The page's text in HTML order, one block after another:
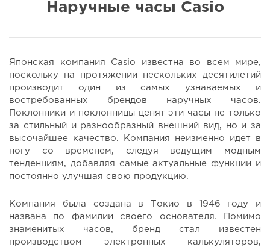
Наручные часы Casio
Японская компания Casio известна во всем мире,
поскольку на протяжении нескольких десятилетий
производит один из самых узнаваемых и
востребованных брендов наручных часов.
Поклонники и поклонницы ценят эти часы не только
за стильный и разнообразный внешний вид, но и за
высочайшее качество. Компания неизменно идет в
ногу со временем, следуя ведущим модным
тенденциям, добавляя самые актуальные функции и
постоянно улучшая свою продукцию.
Компания была создана в Токио в 1946 году и
названа по фамилии своего основателя. Помимо
знаменитых часов, бренд стал известен
производством электронных калькуляторов,